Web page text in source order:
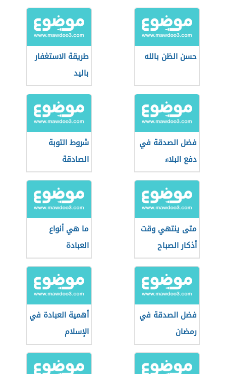
حسن الظن بالله
طريقة الاستغفار
باليد
فضل الصدقة في
دفع البلاء
شروط التوبة
الصادقة
متى ينتهي وقت
أذكار الصباح
ما هي أنواع
العبادة
فضل الصدقة في
رمضان
أهمية العبادة في
الإسلام